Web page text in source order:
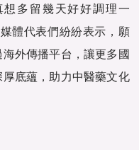
多留幾天好好調理一
體代表們紛紛表示，願
外傳播平台，讓更多國
底蘊，助力中醫藥文化